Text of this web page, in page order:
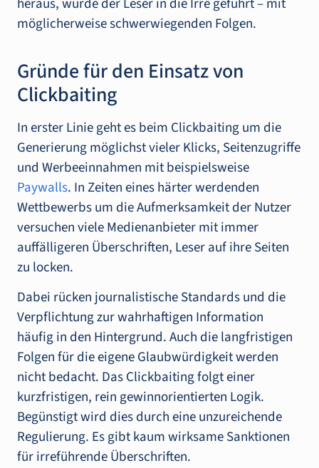
möglicherweise schwerwiegenden Folgen.
Gründe für den Einsatz von
Clickbaiting
In erster Linie geht es beim Clickbaiting um die
Generierung möglichst vieler Klicks, Seitenzugriffe
und Werbeeinnahmen mit beispielsweise
Paywalls. In Zeiten eines härter werdenden
Wettbewerbs um die Aufmerksamkeit der Nutzer
versuchen viele Medienanbieter mit immer
auffälligeren Überschriften, Leser auf ihre Seiten
zu locken.
Dabei rücken journalistische Standards und die
Verpflichtung zur wahrhaftigen Information
häufig in den Hintergrund. Auch die langfristigen
Folgen für die eigene Glaubwürdigkeit werden
nicht bedacht. Das Clickbaiting folgt einer
kurzfristigen, rein gewinnorientierten Logik.
Begünstigt wird dies durch eine unzureichende
Regulierung. Es gibt kaum wirksame Sanktionen
für irreführende Überschriften.